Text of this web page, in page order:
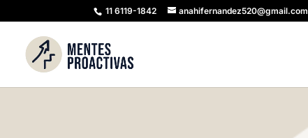
11 6119-1842 anahifernandez520@gmail.com